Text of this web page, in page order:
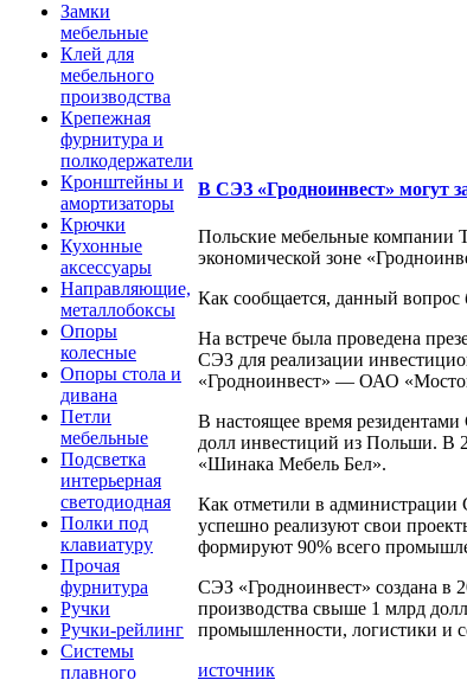
Замки
мебельные
Клей для
мебельного
производства
Крепежная
фурнитура и
полкодержатели
Кронштейны и
амортизаторы
Крючки
Кухонные
аксессуары
Направляющие,
металлобоксы
Опоры
колесные
Опоры стола и
дивана
Петли
мебельные
Подсветка
интерьерная
светодиодная
Полки под
клавиатуру
Прочая
фурнитура
Ручки
Ручки-рейлинг
Системы
плавного
В СЭЗ «Гродноинвест» могут
Польские мебельные компании
экономической зоне
Как сообщается, данный вопрос
На встрече была проведена
СЭЗ для реализации
«Гродноинвест» — ОАО
В настоящее время
долл инвестиций из Польши. В
«Шинака Мебель Бел».
Как отметили в администрации
успешно реализуют свои
формируют 90% всего
СЭЗ «Гродноинвест» создана в
производства свыше 1 млрд
промышленности, логистики и
источник